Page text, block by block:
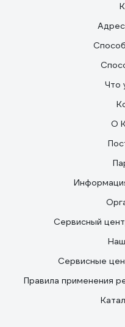
Что
О
Сервисный
Сервисные
Правила применения